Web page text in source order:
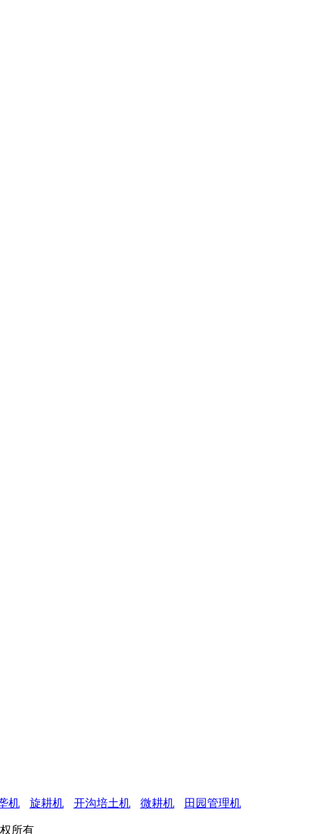
机 旋耕机 开沟培土机 微耕机 田园管理机
所有